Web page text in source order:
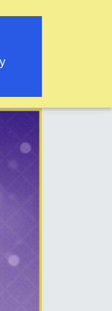
ย้อนกลับ